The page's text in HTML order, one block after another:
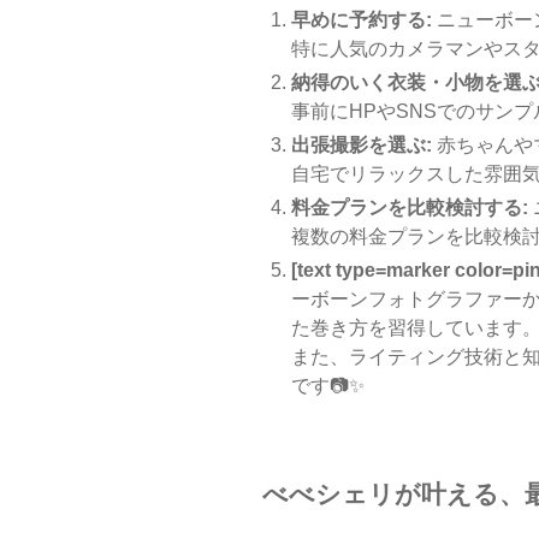
早めに予約する: ニューボ
特に人気のカメラマンやス
納得のいく衣装・小物を選
事前にHPやSNSでのサン
出張撮影を選ぶ: 赤ちゃんや
自宅でリラックスした雰囲
料金プランを比較検討する:
複数の料金プランを比較検
[text type=marker
ーボーンフォトグラファー
た巻き方を習得しています
また、ライティング技術と
です📷✨
べべシェリが叶える、